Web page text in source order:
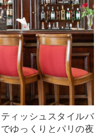
ゆっくりとパリの夜